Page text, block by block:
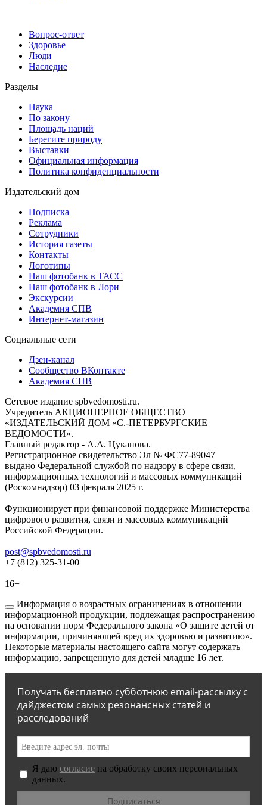
Вопрос-ответ
Здоровье
Люди
Наследие
Разделы
Наука
По закону
Площадь наций
Берегите природу
Выставки
Официальная информация
Политика конфиденциальности
Издательский дом
Подписка
Реклама
Сотрудники
История газеты
Контакты
Логотипы
Наш фотобанк в ТАСС
Наш фотобанк в Лори
Экскурсии
Академия СПВ
Интернет-магазин
Социальные сети
Дзен-канал
Сообщество ВКонтакте
Академия СПВ
Сетевое издание spbvedomosti.ru.
Учредитель АКЦИОНЕРНОЕ ОБЩЕСТВО
«ИЗДАТЕЛЬСКИЙ ДОМ «С.-ПЕТЕРБУРГСКИЕ
ВЕДОМОСТИ».
Главный редактор - А.А. Цуканова.
Регистрационное свидетельство Эл № ФС77-89047
выдано Федеральной службой по надзору в сфере связи,
информационных технологий и массовых коммуникаций
(Роскомнадзор) 03 февраля 2025 г.
Функционирует при финансовой поддержке Министерства
цифрового развития, связи и массовых коммуникаций
Российской Федерации.
post@spbvedomosti.ru
+7 (812) 325-31-00
16+
Информация о возрастных ограничениях в отношении
информационной продукции, подлежащая распространению
на основании норм Федерального закона «О защите детей от
информации, причиняющей вред их здоровью и развитию».
Некоторые материалы настоящего сайта могут содержать
информацию, запрещенную для детей младше 16 лет.
Получать бесплатно субботнюю email-рассылку с
дайджестом самых резонансных статей и
расследований
Я даю согласие на обработку своих персональных
данных.